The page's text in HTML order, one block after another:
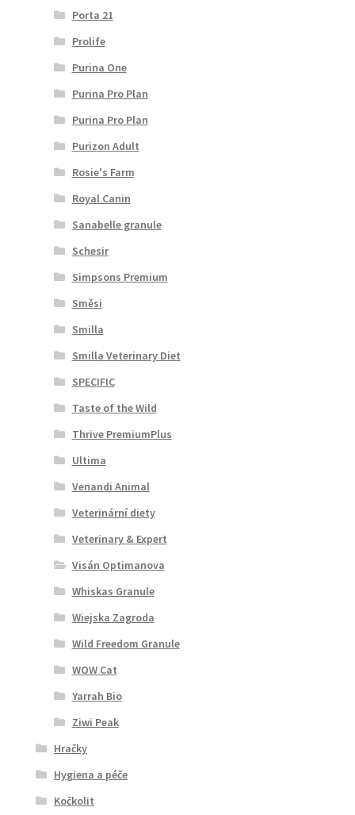
Porta 21
Prolife
Purina One
Purina Pro Plan
Purina Pro Plan
Purizon Adult
Rosie's Farm
Royal Canin
Sanabelle granule
Schesir
Simpsons Premium
Směsi
Smilla
Smilla Veterinary Diet
SPECIFIC
Taste of the Wild
Thrive PremiumPlus
Ultima
Venandi Animal
Veterinární diety
Veterinary & Expert
Visán Optimanova
Whiskas Granule
Wiejska Zagroda
Wild Freedom Granule
WOW Cat
Yarrah Bio
Ziwi Peak
Hračky
Hygiena a péče
Kočkolit